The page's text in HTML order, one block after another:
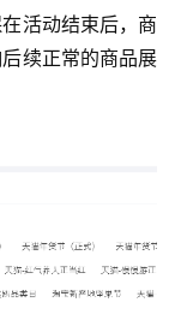
活动结束后，商
续正常的商品展